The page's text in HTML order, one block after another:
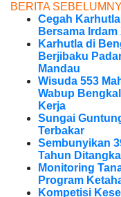
BERITA
Cegah
Bersama
Karhutla di
Berjibaku
Mandau
Wisuda 553
Wabup
Kerja
Sungai
Terbakar
Sembunyikan
Tahun
Monitoring
Program
Kompetisi